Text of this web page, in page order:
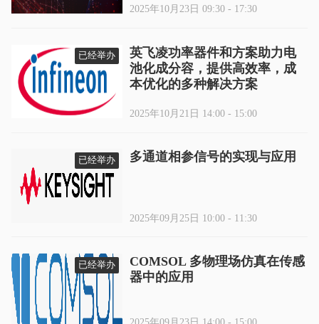
2025年10月23日 09:30 - 17:30
已经举办
英飞凌功率器件和方案助力电
池化成分容，提供高效率，成
本优化的多种解决方案
2025年10月21日 14:00 - 15:00
已经举办 多通道相参信号的实现与应用
2025年09月25日 10:00 - 11:30
已经举办
COMSOL 多物理场仿真在传感
器中的应用